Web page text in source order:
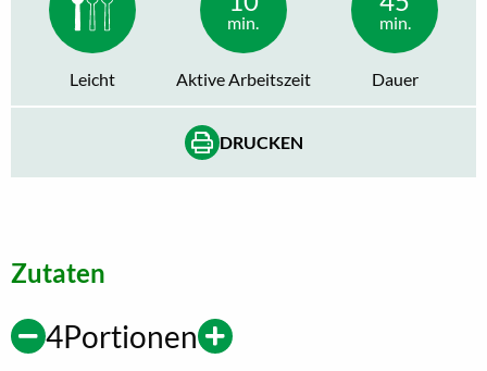
Leicht
min.
Aktive Arbeitszeit
min.
Dauer
DRUCKEN
Zutaten
4Portionen